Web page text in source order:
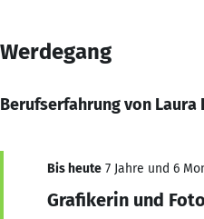
Werdegang
Berufserfahrung von Laura
Bis heute 7 Jahre und 6
Grafikerin und